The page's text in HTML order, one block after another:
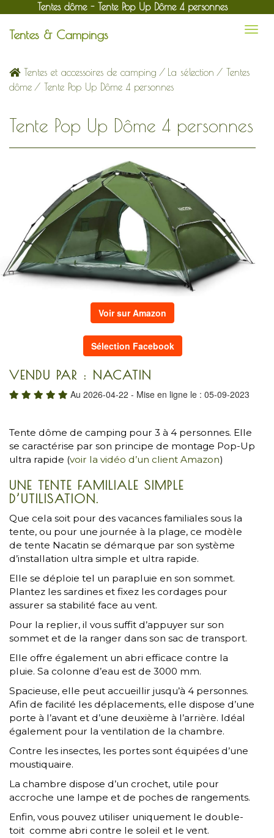
Tentes dôme - Tente Pop Up Dôme 4 personnes
Tentes & Campings
Tentes et accessoires de camping / La sélection / Tentes
dôme / Tente Pop Up Dôme 4 personnes
Tente Pop Up Dôme 4 personnes
Voir sur Amazon
Sélection Facebook
VENDU PAR : NACATIN
Au 2026-04-22 - Mise en ligne le : 05-09-2023
Tente dôme de camping pour 3 à 4 personnes. Elle
se caractérise par son principe de montage Pop-Up
ultra rapide (voir la vidéo d’un client Amazon)
UNE TENTE FAMILIALE SIMPLE
D’UTILISATION.
Que cela soit pour des vacances familiales sous la
tente, ou pour une journée à la plage, ce modèle
de tente Nacatin se démarque par son système
d’installation ultra simple et ultra rapide.
Elle se déploie tel un parapluie en son sommet.
Plantez les sardines et fixez les cordages pour
assurer sa stabilité face au vent.
Pour la replier, il vous suffit d’appuyer sur son
sommet et de la ranger dans son sac de transport.
Elle offre également un abri efficace contre la
pluie. Sa colonne d’eau est de 3000 mm.
Spacieuse, elle peut accueillir jusqu’à 4 personnes.
Afin de facilité les déplacements, elle dispose d’une
porte à l’avant et d’une deuxième à l’arrière. Idéal
également pour la ventilation de la chambre.
Contre les insectes, les portes sont équipées d’une
moustiquaire.
La chambre dispose d’un crochet, utile pour
accroche une lampe et de poches de rangements.
Enfin, vous pouvez utiliser uniquement le double-
toit comme abri contre le soleil et le vent.